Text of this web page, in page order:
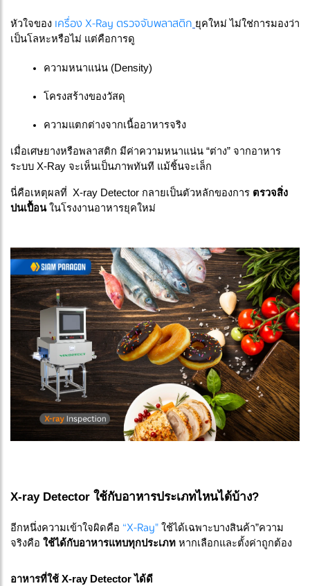
หัวใจของ เครื่อง X-Ray ตรวจจับพลาสติก ยุคใหม่ ไม่ใช่การมองว่า
เป็นโลหะหรือไม่ แต่คือการดู
ความหนาแน่น (Density)
โครงสร้างของวัสดุ
ความแตกต่างจากเนื้ออาหารจริง
เมื่อเศษยางหรือพลาสติก มีค่าความหนาแน่น “ต่าง” จากอาหาร
ระบบ X-Ray จะเห็นเป็นภาพทันที แม้ชิ้นจะเล็ก
นี่คือเหตุผลที่ X-ray Detector กลายเป็นตัวหลักของการ ตรวจสิ่ง
ปนเปื้อนในโรงงานอาหารยุคใหม่
X-ray Detector ใช้กับอาหารประเภทไหนได้บ้าง?
อีกหนึ่งความเข้าใจผิดคือ “X-Ray" ใช้ได้เฉพาะบางสินค้า”ความ
จริงคือ ใช้ได้กับอาหารแทบทุกประเภท หากเลือกและตั้งค่าถูกต้อง
อาหารที่ใช้ X-ray Detector ได้ดี